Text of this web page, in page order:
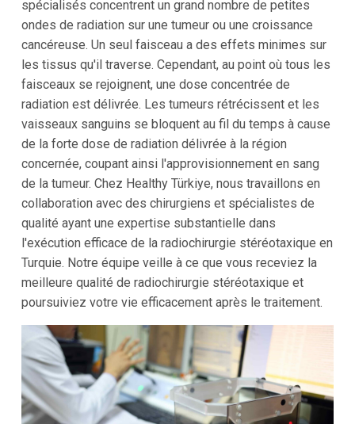
spécialisés concentrent un grand nombre de petites
ondes de radiation sur une tumeur ou une croissance
cancéreuse. Un seul faisceau a des effets minimes sur
les tissus qu'il traverse. Cependant, au point où tous les
faisceaux se rejoignent, une dose concentrée de
radiation est délivrée. Les tumeurs rétrécissent et les
vaisseaux sanguins se bloquent au fil du temps à cause
de la forte dose de radiation délivrée à la région
concernée, coupant ainsi l'approvisionnement en sang
de la tumeur. Chez Healthy Türkiye, nous travaillons en
collaboration avec des chirurgiens et spécialistes de
qualité ayant une expertise substantielle dans
l'exécution efficace de la radiochirurgie stéréotaxique en
Turquie. Notre équipe veille à ce que vous receviez la
meilleure qualité de radiochirurgie stéréotaxique et
poursuiviez votre vie efficacement après le traitement.